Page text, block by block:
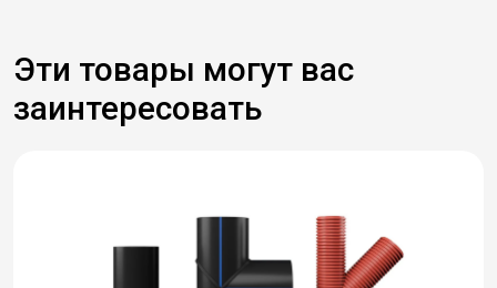
Эти товары могут вас
заинтересовать